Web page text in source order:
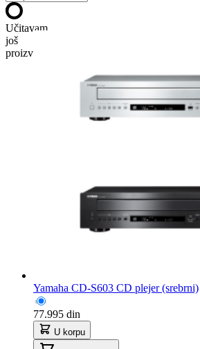
Učitavam
još
proizvoda…
Yamaha CD-S603 CD plejer (srebrni)
77.995 din
U korpu